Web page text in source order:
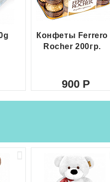
Конфеты Ferrero
Rocher 200гр.
900